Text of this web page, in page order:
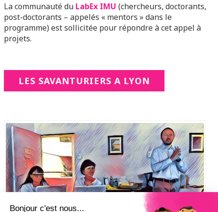
La communauté du LabEx IMU (chercheurs, doctorants,
post-doctorants – appelés « mentors » dans le
programme) est sollicitée pour répondre à cet appel à
projets.
LES SAVANTURIERS A LYON